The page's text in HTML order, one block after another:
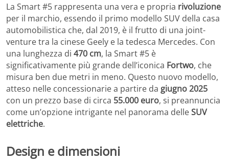
La Smart #5 rappresenta una vera e propria rivoluzione
per il marchio, essendo il primo modello SUV della casa
automobilistica che, dal 2019, è il frutto di una joint-
venture tra la cinese Geely e la tedesca Mercedes. Con
una lunghezza di 470 cm, la Smart #5 è
significativamente più grande dell’iconica Fortwo, che
misura ben due metri in meno. Questo nuovo modello,
atteso nelle concessionarie a partire da giugno 2025
con un prezzo base di circa 55.000 euro, si preannuncia
come un’opzione intrigante nel panorama delleSUV
elettriche.
Design e dimensioni